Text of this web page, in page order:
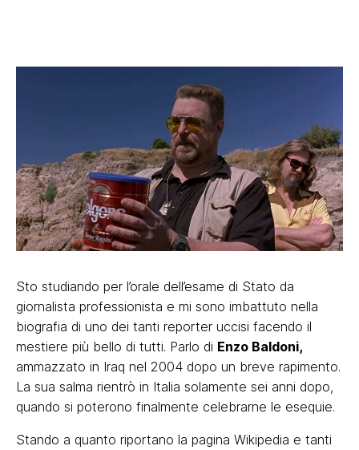
Sto studiando per l’orale dell’esame di Stato da
giornalista professionista e mi sono imbattuto nella
biografia di uno dei tanti reporter uccisi facendo il
mestiere più bello di tutti. Parlo di Enzo Baldoni,
ammazzato in Iraq nel 2004 dopo un breve rapimento.
La sua salma rientrò in Italia solamente sei anni dopo,
quando si poterono finalmente celebrarne le esequie.
Stando a quanto riportano la pagina Wikipedia e tanti